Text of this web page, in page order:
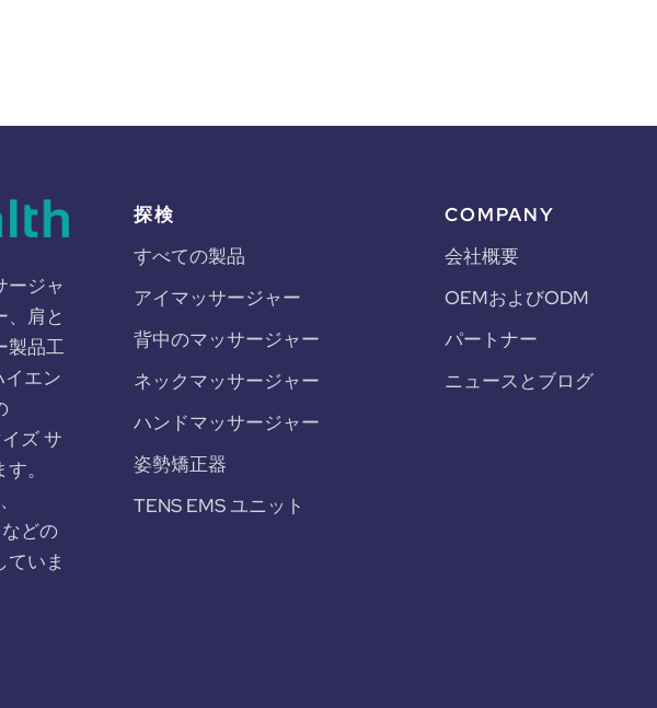
ージャ
、肩と
製品工
エン
ズ サ
。
どの
ていま
探検
すべての製品
アイマッサージャー
背中のマッサージャー
ネックマッサージャー
ハンドマッサージャー
姿勢矯正器
TENS EMS ユニット
COMPANY
会社概要
OEMおよびODM
パートナー
ニュースとブログ